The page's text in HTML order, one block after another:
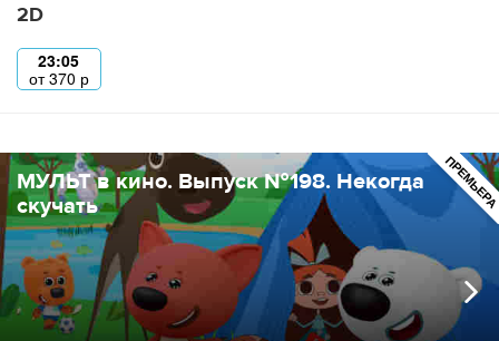
2D
23:05
от370 р
МУЛЬТ в кино. Выпуск №198. Некогда
скучать